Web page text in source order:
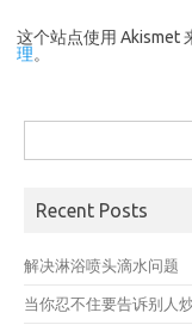
这个站点使用 Akismet
理。
索：
Recent Posts
解决淋浴喷头滴水问题
当你忍不住要告诉别人